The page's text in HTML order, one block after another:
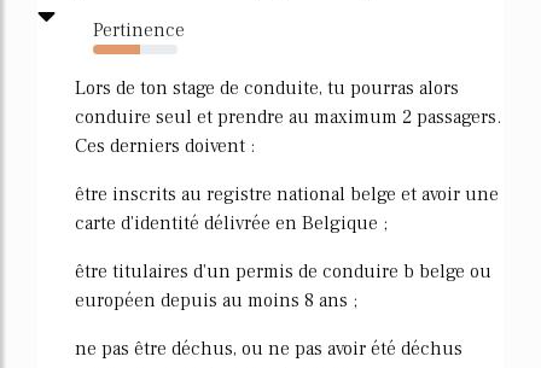
Pertinence
56%
Lors de ton stage de conduite, tu pourras alors
conduire seul et prendre au maximum 2 passagers.
Ces derniers doivent :
être inscrits au registre national belge et avoir une
carte d'identité délivrée en Belgique ;
être titulaires d'un permis de conduire b belge ou
européen depuis au moins 8 ans ;
ne pas être déchus, ou ne pas avoir été déchus